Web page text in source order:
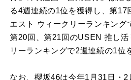
る4週連続の1位を獲得し、第17
エスト ウィークリーランキング
第20回、第21回のUSEN 推し活
リーランキングで2週連続の1位
なお、櫻坂46は今年1月31日・